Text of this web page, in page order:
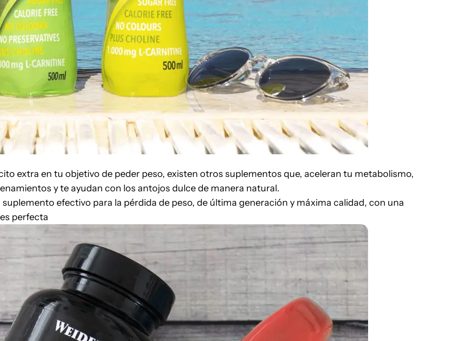
extra en tu objetivo de peder peso, existen otros suplementos que, aceleran tu metabolismo,
y te ayudan con los antojos dulce de manera natural.
suplemento efectivo para la pérdida de peso, de última generación y máxima calidad, con una
perfecta